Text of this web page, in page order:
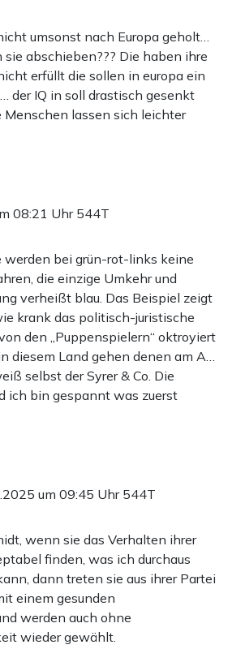
umsonst nach Europa geholt…
abschieben??? Die haben ihre
erfüllt die sollen in europa ein
der IQ in soll drastisch gesenkt
Menschen lassen sich leichter
08:21 Uhr 544T
werden bei grün-rot-links keine
die einzige Umkehr und
verheißt blau. Das Beispiel zeigt
krank das politisch-juristische
den „Puppenspielern“ oktroyiert
diesem Land gehen denen am A…
selbst der Syrer & Co. Die
ich bin gespannt was zuerst
um 09:45 Uhr 544T
wenn sie das Verhalten ihrer
finden, was ich durchaus
dann treten sie aus ihrer Partei
einem gesunden
werden auch ohne
wieder gewählt.